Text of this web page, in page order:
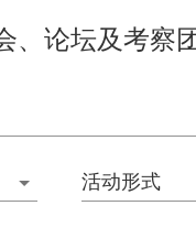
、论坛及考察
活动形式